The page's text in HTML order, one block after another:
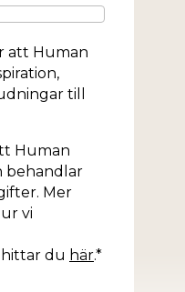
att Human
till
Human
behandlar
Mer
vi
du här.*